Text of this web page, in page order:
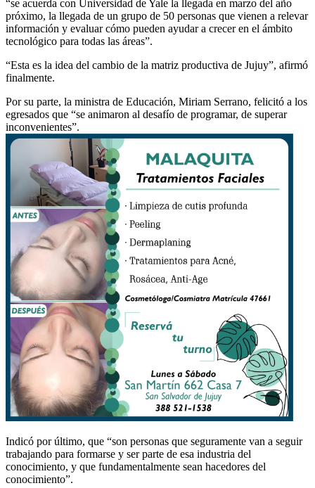
“se acuerda con Universidad de Yale la llegada en marzo del año
próximo, la llegada de un grupo de 50 personas que vienen a relevar
información y evaluar cómo pueden ayudar a crecer en el ámbito
tecnológico para todas las áreas”.
“Esta es la idea del cambio de la matriz productiva de Jujuy”, afirmó
finalmente.
Por su parte, la ministra de Educación, Miriam Serrano, felicitó a los
egresados que “se animaron al desafío de programar, de superar
inconvenientes”.
Indicó por último, que “son personas que seguramente van a seguir
trabajando para formarse y ser parte de esa industria del
conocimiento, y que fundamentalmente sean hacedores del
conocimiento”.